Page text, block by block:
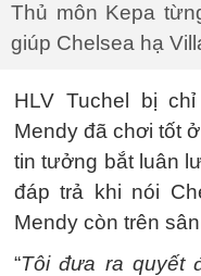
Thủ môn Kepa
giúp Chelsea hạ
HLV Tuchel bị
Mendy đã chơi tốt
tin tưởng bắt luân
đáp trả khi nói
Mendy còn trên
“Tôi đưa ra quyết